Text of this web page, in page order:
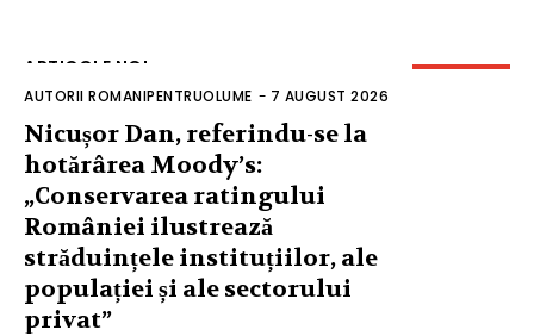
ARTICOLE NOI
AUTORII ROMANIPENTRUOLUME - 7 AUGUST 2026
Nicușor Dan, referindu-se la
hotărârea Moody’s:
„Conservarea ratingului
României ilustrează
străduințele instituțiilor, ale
populației și ale sectorului
privat”